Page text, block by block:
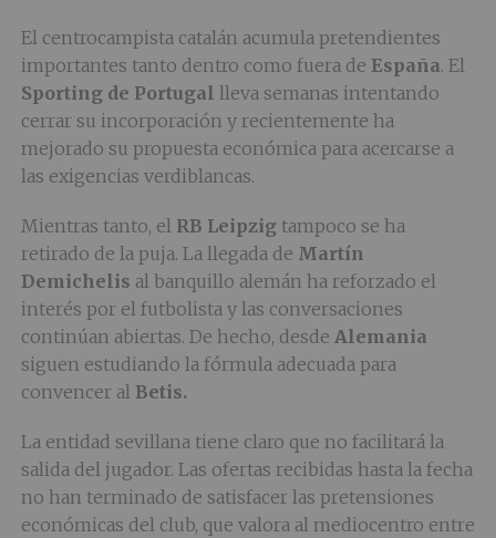
El centrocampista catalán acumula pretendientes
importantes tanto dentro como fuera de España. El
Sporting de Portugal lleva semanas intentando
cerrar su incorporación y recientemente ha
mejorado su propuesta económica para acercarse a
las exigencias verdiblancas.
Mientras tanto, el RB Leipzig tampoco se ha
retirado de la puja. La llegada de Martín
Demichelis al banquillo alemán ha reforzado el
interés por el futbolista y las conversaciones
continúan abiertas. De hecho, desde Alemania
siguen estudiando la fórmula adecuada para
convencer al Betis.
La entidad sevillana tiene claro que no facilitará la
salida del jugador. Las ofertas recibidas hasta la fecha
no han terminado de satisfacer las pretensiones
económicas del club, que valora al mediocentro entre